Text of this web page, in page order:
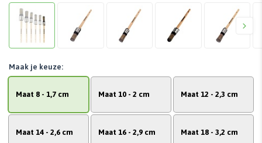
Maat 8 - 1,7 cm Maat 10 - 2 cm Maat 12 - 2,3 cm
Maat 14 - 2,6 cm Maat 16 - 2,9 cm Maat 18 - 3,2 cm
Maak je keuze: